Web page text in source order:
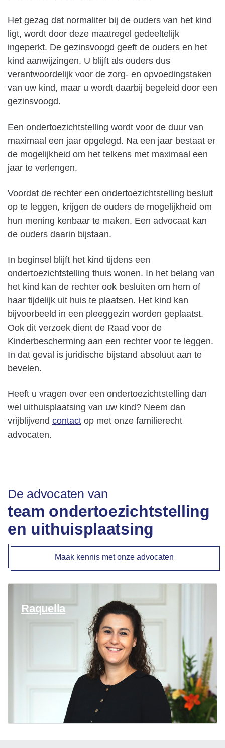
Het gezag dat normaliter bij de ouders van het kind
ligt, wordt door deze maatregel gedeeltelijk
ingeperkt. De gezinsvoogd geeft de ouders en het
kind aanwijzingen. U blijft als ouders dus
verantwoordelijk voor de zorg- en opvoedingstaken
van uw kind, maar u wordt daarbij begeleid door een
gezinsvoogd.
Een ondertoezichtstelling wordt voor de duur van
maximaal een jaar opgelegd. Na een jaar bestaat er
de mogelijkheid om het telkens met maximaal een
jaar te verlengen.
Voordat de rechter een ondertoezichtstelling besluit
op te leggen, krijgen de ouders de mogelijkheid om
hun mening kenbaar te maken. Een advocaat kan
de ouders daarin bijstaan.
In beginsel blijft het kind tijdens een
ondertoezichtstelling thuis wonen. In het belang van
het kind kan de rechter ook besluiten om hem of
haar tijdelijk uit huis te plaatsen. Het kind kan
bijvoorbeeld in een pleeggezin worden geplaatst.
Ook dit verzoek dient de Raad voor de
Kinderbescherming aan een rechter voor te leggen.
In dat geval is juridische bijstand absoluut aan te
bevelen.
Heeft u vragen over een ondertoezichtstelling dan
wel uithuisplaatsing van uw kind? Neem dan
vrijblijvend contact op met onze familierecht
advocaten.
De advocaten van
team ondertoezichtstelling
en uithuisplaatsing
Maak kennis met onze advocaten
Raquella